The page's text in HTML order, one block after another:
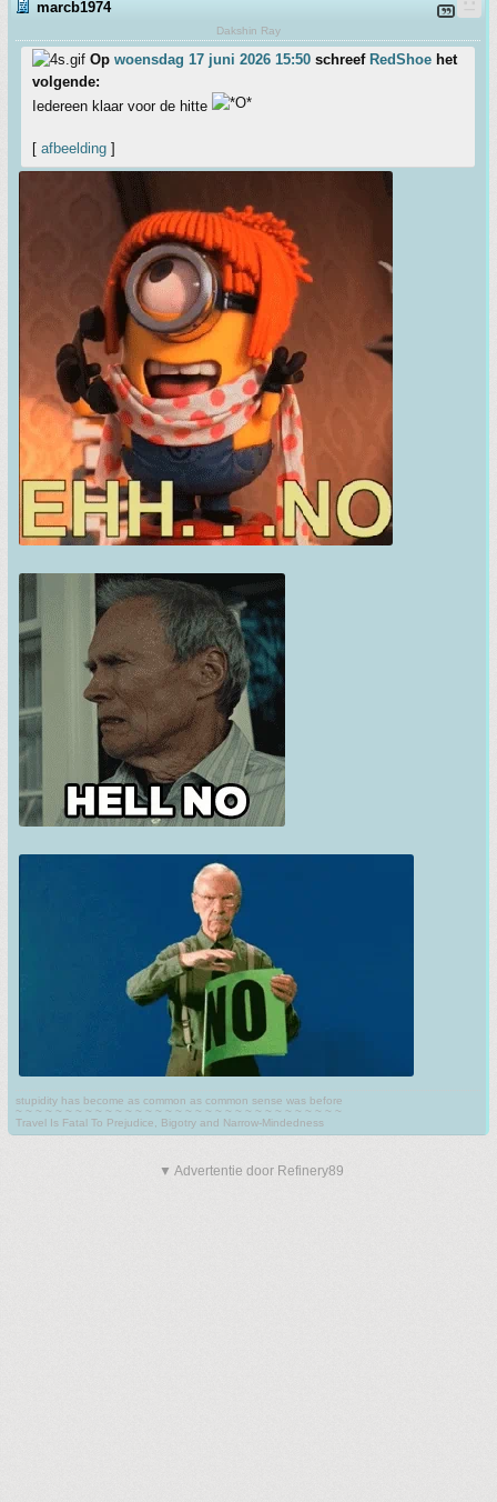
marcb1974
Dakshin Ray
Op woensdag 17 juni 2026 15:50 schreef RedShoe het
volgende:
Iedereen klaar voor de hitte
[ afbeelding ]
stupidity has become as common as common sense was before
~ ~ ~ ~ ~ ~ ~ ~ ~ ~ ~ ~ ~ ~ ~ ~ ~ ~ ~ ~ ~ ~ ~ ~ ~ ~ ~ ~ ~ ~ ~ ~ ~
Travel Is Fatal To Prejudice, Bigotry and Narrow-Mindedness
▼ Advertentie door Refinery89